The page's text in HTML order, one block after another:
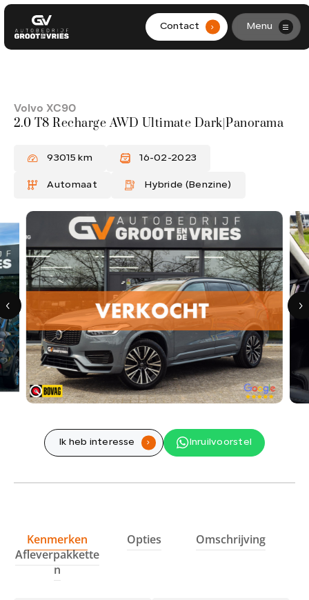
Contact . Menu
DIENSTEN
WERKPLAATS
CONTACT
0299-361562
info@grootendevries.nl
Showroom adres
Ohmstraat 1
1446 TCPurmerend
Werkplaats adres
Hyacintenstraat 36A
1131 HWVolendam
Volvo XC90
2.0 T8 Recharge AWD Ultimate Dark|Panorama
93015 km 16-02-2023
Automaat Hybride (Benzine)
Ik heb interesse . Inruilvoorstel
Kenmerken Opties
Omschrijving
Afleverpakkette
n